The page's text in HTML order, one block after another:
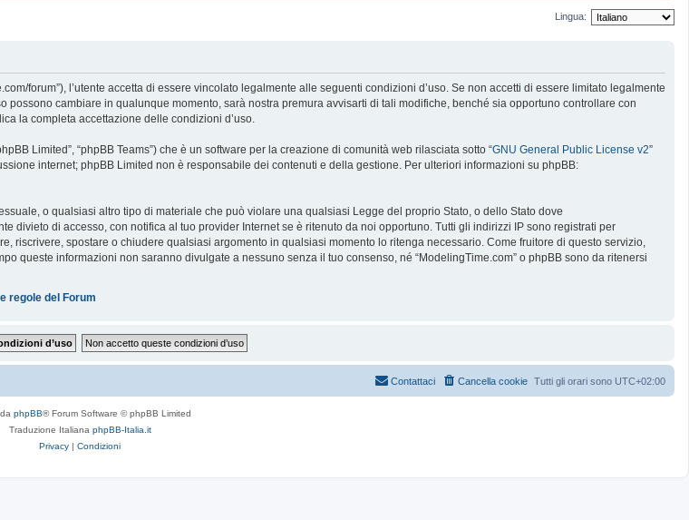
Lingua:
forum”), l’utente accetta di essere vincolato legalmente alle seguenti condizioni d’uso. Se non accetti di essere limitato legalmente
possono cambiare in qualunque momento, sarà nostra premura avvisarti di tali modifiche, benché sia opportuno controllare con
la completa accettazione delle condizioni d’uso.
Limited”, “phpBB Teams”) che è un software per la creazione di comunità web rilasciata sotto “GNU General Public License v2”
internet; phpBB Limited non è responsabile dei contenuti e della gestione. Per ulteriori informazioni su phpBB:
o qualsiasi altro tipo di materiale che può violare una qualsiasi Legge del proprio Stato, o dello Stato dove
divieto di accesso, con notifica al tuo provider Internet se è ritenuto da noi opportuno. Tutti gli indirizzi IP sono registrati per
riscrivere, spostare o chiudere qualsiasi argomento in qualsiasi momento lo ritenga necessario. Come fruitore di questo servizio,
queste informazioni non saranno divulgate a nessuno senza il tuo consenso, né “ModelingTime.com” o phpBB sono da ritenersi
regole del Forum
Tutti gli orari sono UTC+02:00
Cancella cookie
Contattaci
phpBB® Forum Software © phpBB Limited
Traduzione Italiana phpBB-Italia.it
Privacy | Condizioni